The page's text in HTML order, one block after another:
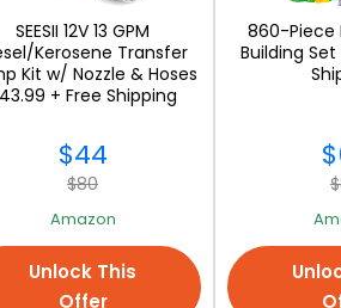
Een verzoek
de e-mail:
Je volledige
Uw
Een
Verificatie
:
SEESII 12V 13 GPM
Kerosene Transfer
Kit w/ Nozzle & Hoses
+ Free Shipping
$44
$80
Amazon
Unlock This
Offer
860-Piece
Building